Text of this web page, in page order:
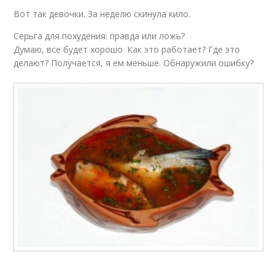
Вот так девочки. За неделю скинула кило.
Серьга для похудения: правда или ложь?
Думаю, все будет хорошо. Как это работает? Где это
делают? Получается, я ем меньше. Обнаружили ошибку?